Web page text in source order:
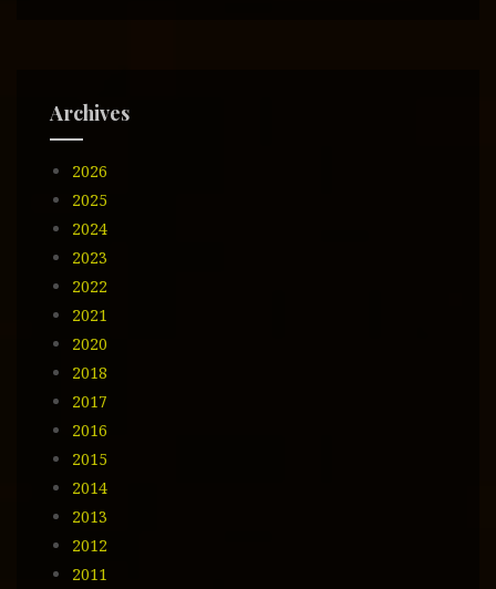
e
m
a
i
l
Archives
2026
2025
2024
2023
2022
2021
2020
2018
2017
2016
2015
2014
2013
2012
2011